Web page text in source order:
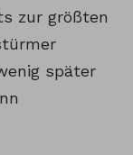
zur größten
später